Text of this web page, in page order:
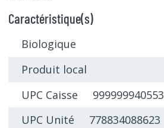
Caractéristique(s)
Biologique
Produit local
UPC Caisse 999999940553
UPC Unité 778834088623